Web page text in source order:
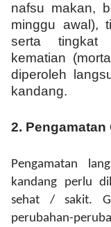
nafsu makan,
minggu awal),
serta tingkat
kematian
diperoleh
kandang.
2. Pengamatan
Pengamatan
kandang perlu
sehat / sakit.
perubahan-